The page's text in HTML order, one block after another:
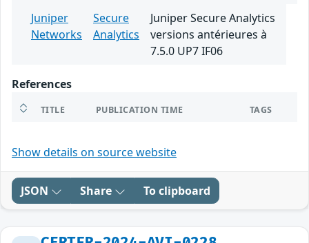
Juniper
Networks
Secure
Analytics
Juniper Secure Analytics
versions antérieures à
7.5.0 UP7 IF06
References
TITLE PUBLICATION TIME TAGS
Show details on source website
JSON Share To clipboard